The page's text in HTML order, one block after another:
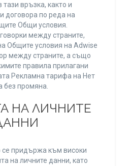
връзка, както и
договора по реда на
Общи условия.
между страните,
Общите условия на Adwise
между страните, а също
правила прилагани
Рекламна тарифа на Нет
без промяна.
НА ЛИЧНИТЕ
се придържа към високи
на личните данни, като